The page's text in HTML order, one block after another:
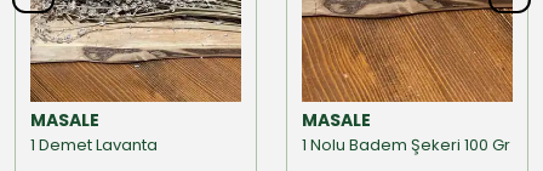
MASALE
1 Demet Lavanta
MASALE
1 Nolu Badem Şekeri 100 Gr